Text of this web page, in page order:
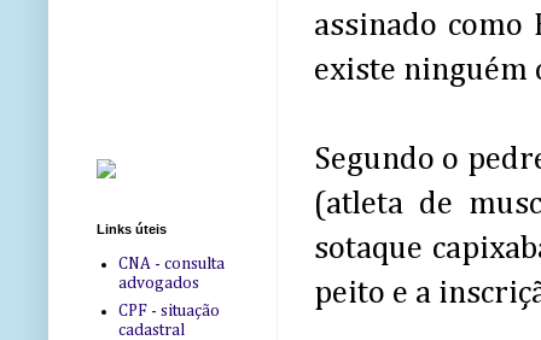
assinado como
existe ninguém
Segundo o
(atleta de
sotaque
peito e a
Links úteis
CNA - consulta
advogados
CPF - situação
cadastral